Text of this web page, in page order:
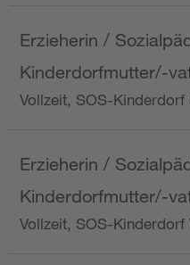
Erzieherin /
Kinderdorfmutter/-
Vollzeit, SOS-
Erzieherin /
Kinderdorfmutter/-
Vollzeit, SOS-